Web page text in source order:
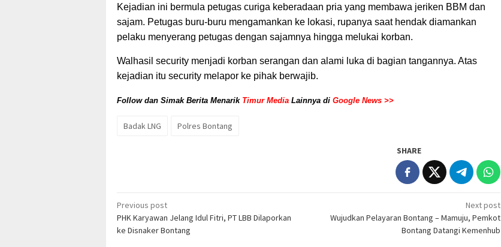
Kejadian ini bermula petugas curiga keberadaan pria yang membawa jeriken BBM dan
sajam. Petugas buru-buru mengamankan ke lokasi, rupanya saat hendak diamankan
pelaku menyerang petugas dengan sajamnya hingga melukai korban.
Walhasil security menjadi korban serangan dan alami luka di bagian tangannya. Atas
kejadian itu security melapor ke pihak berwajib.
Follow dan Simak Berita Menarik Timur Media Lainnya di Google News >>
Badak LNG Polres Bontang
SHARE
Post
navigation
Previous post
PHK Karyawan Jelang Idul Fitri, PT LBB Dilaporkan
ke Disnaker Bontang
Next post
Wujudkan Pelayaran Bontang – Mamuju, Pemkot
Bontang Datangi Kemenhub